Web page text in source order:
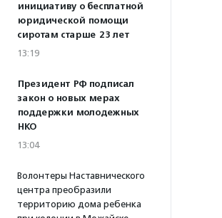
инициативу о бесплатной
юридической помощи
сиротам старше 23 лет
13:19
Президент РФ подписал
закон о новых мерах
поддержки молодежных
НКО
13:04
Волонтеры Наставнического
центра преобразили
территорию дома ребенка